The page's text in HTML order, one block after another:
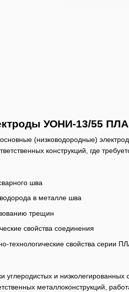
УОНИ-13/55
(низководородные)
конструкций, где
шва
в металле шва
трещин
свойства соединения
технологические свойства серии
углеродистых и низколегированных
металлоконструкций,